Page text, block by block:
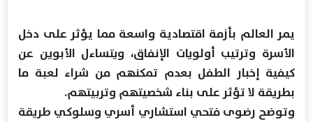
يمر العالم بأزمة اقتصادية واسعة مما يؤثر على دخل
الأسرة وترتيب أولويات الإنفاق، ويتساءل الأبوين عن
كيفية إخبار الطفل بعدم تمكنهم من شراء لعبة ما
بطريقة لا تؤثر على بناء شخصيتهم وتربيتهم.
وتوضح رضوى فتحي استشاري أسري وسلوكي طريقة